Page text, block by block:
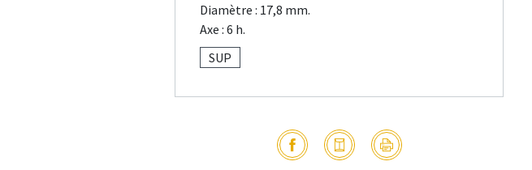
Diamètre : 17,8 mm.
Axe : 6 h.
SUP